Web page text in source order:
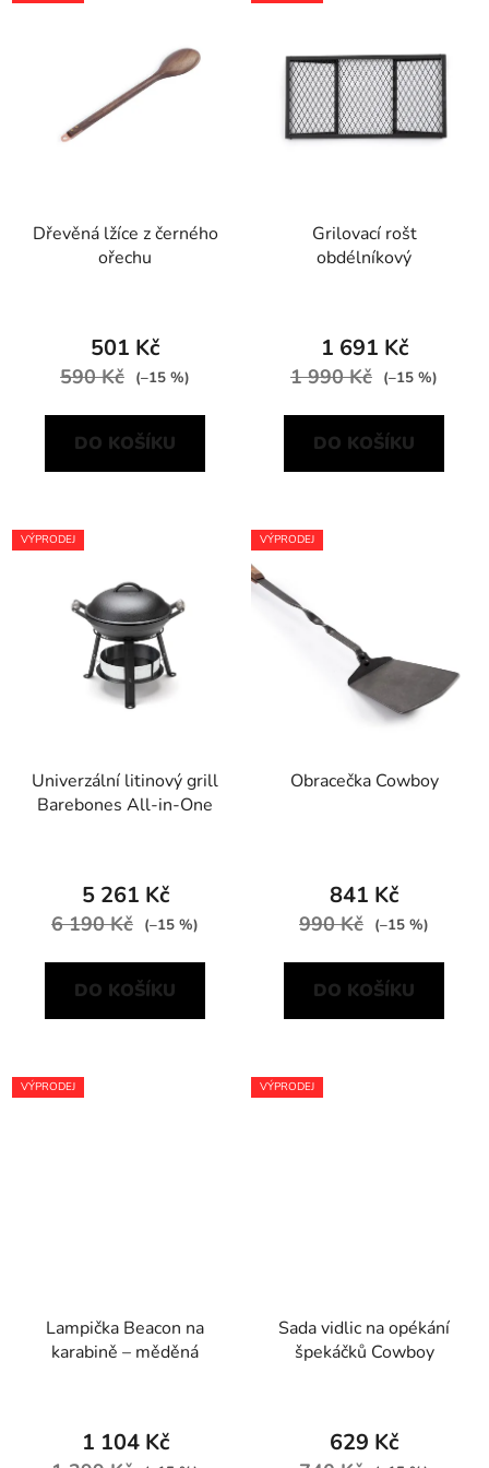
Dřevěná lžíce z černého
ořechu
501 Kč
590 Kč (–15 %)
DO KOŠÍKU
Grilovací rošt
obdélníkový
1 691 Kč
1 990 Kč (–15 %)
DO KOŠÍKU
VÝPRODEJ
Univerzální litinový grill
Barebones All-in-One
5 261 Kč
6 190 Kč (–15 %)
DO KOŠÍKU
VÝPRODEJ
Obracečka Cowboy
841 Kč
990 Kč (–15 %)
DO KOŠÍKU
VÝPRODEJ
Lampička Beacon na
karabině – měděná
1 104 Kč
VÝPRODEJ
Sada vidlic na opékání
špekáčků Cowboy
629 Kč